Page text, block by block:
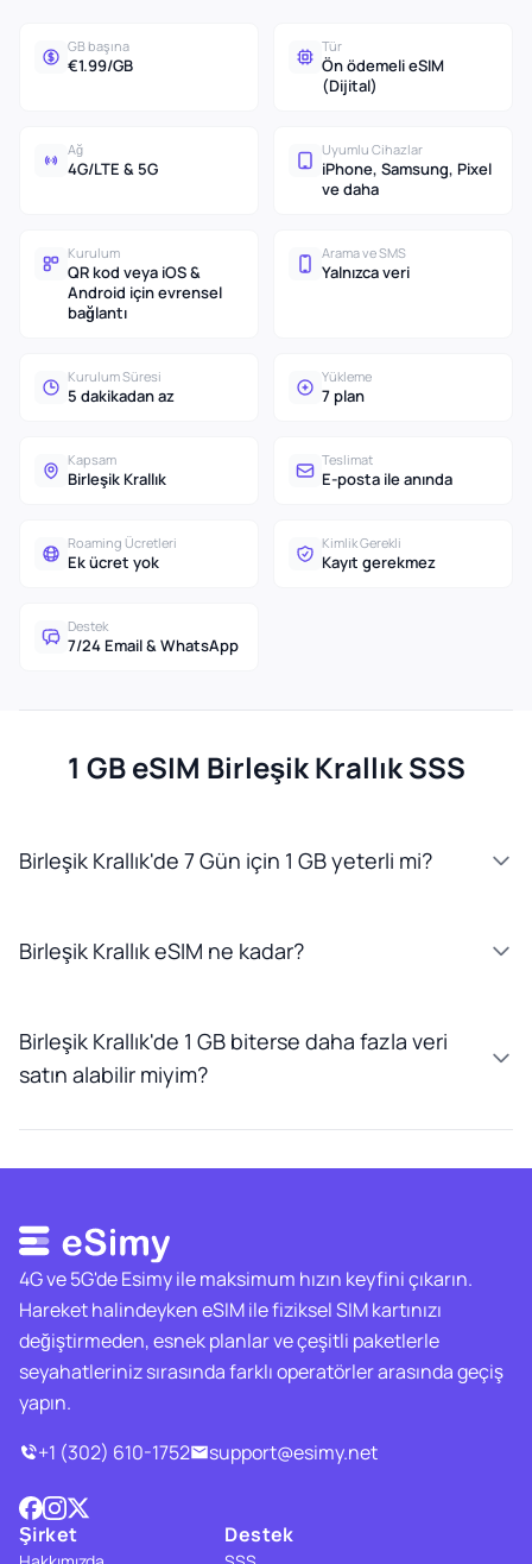
GB başına
€1.99/GB
Tür
Ön ödemeli eSIM
(Dijital)
Ağ
4G/LTE & 5G
Uyumlu Cihazlar
iPhone, Samsung, Pixel
ve daha
Kurulum
QR kod veya iOS &
Android için evrensel
bağlantı
Arama ve SMS
Yalnızca veri
Kurulum Süresi
5 dakikadan az
Yükleme
7 plan
Kapsam
Birleşik Krallık
Teslimat
E-posta ile anında
Roaming Ücretleri
Ek ücret yok
Kimlik Gerekli
Kayıt gerekmez
Destek
7/24 Email & WhatsApp
1 GB eSIM Birleşik Krallık SSS
Birleşik Krallık'de 7 Gün için 1 GB yeterli mi?
Birleşik Krallık eSIM ne kadar?
Birleşik Krallık'de 1 GB biterse daha fazla veri
satın alabilir miyim?
4G ve 5G'de Esimy ile maksimum hızın keyfini çıkarın.
Hareket halindeyken eSIM ile fiziksel SIM kartınızı
değiştirmeden, esnek planlar ve çeşitli paketlerle
seyahatleriniz sırasında farklı operatörler arasında geçiş
yapın.
+1 (302) 610-1752
support@esimy.net
Şirket Destek